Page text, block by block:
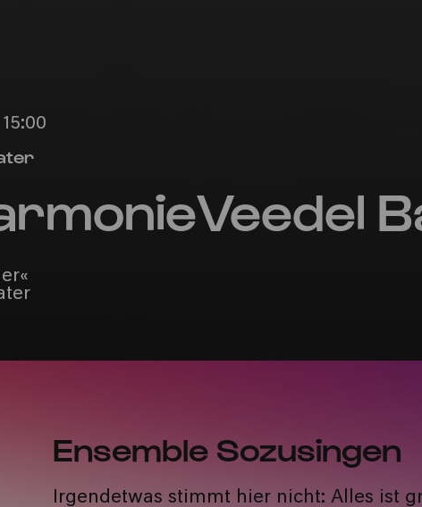
Ensemble Sozusingen
Irgendetwas stimmt hier nicht: Alles ist